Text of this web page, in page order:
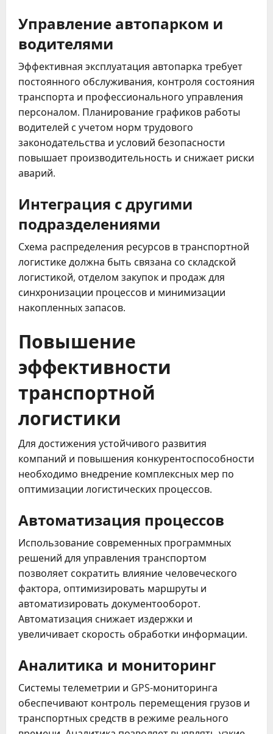
Управление автопарком и
водителями
Эффективная эксплуатация автопарка требует
постоянного обслуживания, контроля состояния
транспорта и профессионального управления
персоналом. Планирование графиков работы
водителей с учетом норм трудового
законодательства и условий безопасности
повышает производительность и снижает риски
аварий.
Интеграция с другими
подразделениями
Схема распределения ресурсов в транспортной
логистике должна быть связана со складской
логистикой, отделом закупок и продаж для
синхронизации процессов и минимизации
накопленных запасов.
Повышение
эффективности
транспортной
логистики
Для достижения устойчивого развития
компаний и повышения конкурентоспособности
необходимо внедрение комплексных мер по
оптимизации логистических процессов.
Автоматизация процессов
Использование современных программных
решений для управления транспортом
позволяет сократить влияние человеческого
фактора, оптимизировать маршруты и
автоматизировать документооборот.
Автоматизация снижает издержки и
увеличивает скорость обработки информации.
Аналитика и мониторинг
Системы телеметрии и GPS-мониторинга
обеспечивают контроль перемещения грузов и
транспортных средств в режиме реального